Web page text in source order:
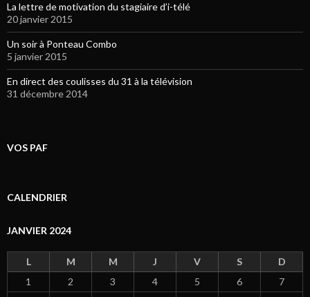
La lettre de motivation du stagiaire d’i-télé
20 janvier 2015
Un soir à Ponteau Combo
5 janvier 2015
En direct des coulisses du 31 à la télévision
31 décembre 2014
VOS PAF
CALENDRIER
JANVIER 2024
L M M J V S
D
1
2 3 4 5 6
7